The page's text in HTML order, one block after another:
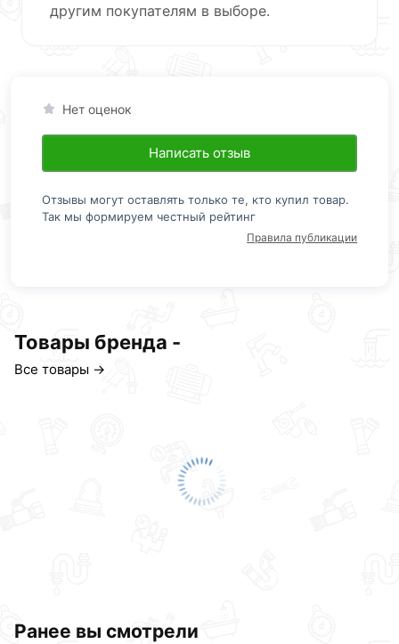
другим покупателям в выборе.
Нет оценок
Написать отзыв
Отзывы могут оставлять только те, кто купил товар.
Так мы формируем честный рейтинг
Правила публикации
Товары бренда -
Все товары →
Ранее вы смотрели